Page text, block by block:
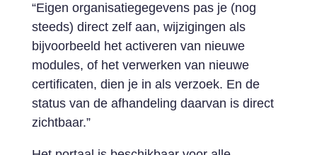
“Eigen organisatiegegevens pas je (nog
steeds) direct zelf aan, wijzigingen als
bijvoorbeeld het activeren van nieuwe
modules, of het verwerken van nieuwe
certificaten, dien je in als verzoek. En de
status van de afhandeling daarvan is direct
zichtbaar.”